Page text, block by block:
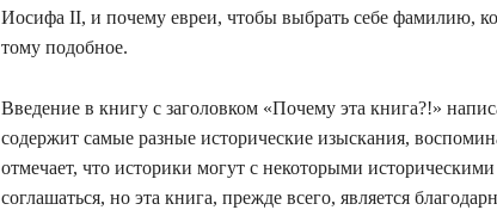
Иосифа II, и почему евреи, чтобы выбрать себе фамилию,
тому подобное.
Введение в книгу с заголовком «Почему эта книга?!»
содержит самые разные исторические изыскания,
отмечает, что историки могут с некоторыми
соглашаться, но эта книга, прежде всего, является